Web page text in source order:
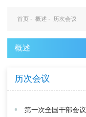
首页 - 概述 - 历次会议
概述
历次会议
第一次全国干部会议